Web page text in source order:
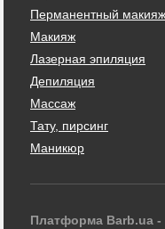
Перманентный макияж
Макияж
Лазерная эпиляция
Депиляция
Массаж
Тату, пирсинг
Маникюр
Платформа Barb.ua -